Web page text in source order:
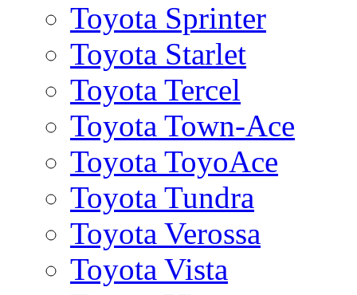
Toyota Sprinter
Toyota Starlet
Toyota Tercel
Toyota Town-Ace
Toyota ToyoAce
Toyota Tundra
Toyota Verossa
Toyota Vista